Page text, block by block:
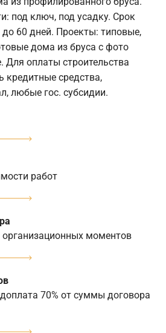
под ключ, под усадку. Срок
до 60 дней. Проекты: типовые,
дома из бруса с фото
Для оплаты строительства
кредитные средства,
любые гос. субсидии.
работ
организационных моментов
70% от суммы договора